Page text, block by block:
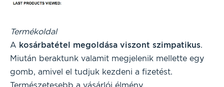
Termékoldal
A kosárbatétel megoldása viszont szimpatikus.
Miután beraktunk valamit megjelenik mellette egy
gomb, amivel el tudjuk kezdeni a fizetést.
Természetesebb a vásárlói élmény.